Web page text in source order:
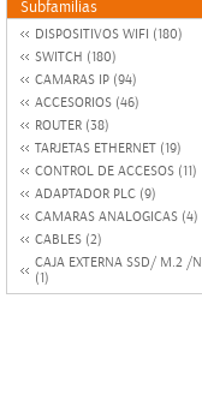
Subfamilias
DISPOSITIVOS WIFI (180)
SWITCH (180)
CAMARAS IP (94)
ACCESORIOS (46)
ROUTER (38)
TARJETAS ETHERNET (19)
CONTROL DE ACCESOS (11)
ADAPTADOR PLC (9)
CAMARAS ANALOGICAS (4)
CABLES (2)
CAJA EXTERNA SSD/ M.2 /
(1)